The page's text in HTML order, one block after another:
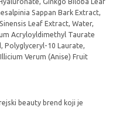
Sappan Bark Extract,
Leaf Extract, Water,
Acryloyldimethyl Taurate
Polyglyceryl-10 Laurate,
Verum (Anise) Fruit
beauty brend koji je